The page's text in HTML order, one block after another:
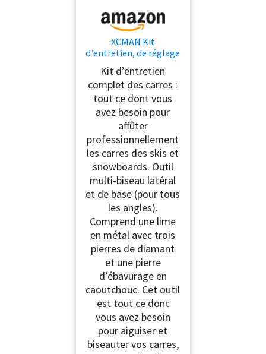
XCMAN Kit
d’entretien, de réglage
et de biseautage de
carres pour skins
alpins, skis de freeride,
snowboard, outil
affuteur d’angle de skis
+ 3 diamants + pierre
en caoutchouc
Kit d’entretien
complet des carres :
tout ce dont vous
avez besoin pour
affûter
professionnellement
les carres des skis et
snowboards. Outil
multi-biseau latéral
et de base (pour tous
les angles).
Comprend une lime
en métal avec trois
pierres de diamant
et une pierre
d’ébavurage en
caoutchouc. Cet outil
est tout ce dont
vous avez besoin
pour aiguiser et
biseauter vos carres,